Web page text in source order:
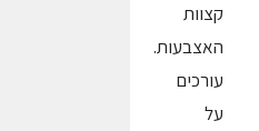
קצוות
האצבעות.
עורכים
על